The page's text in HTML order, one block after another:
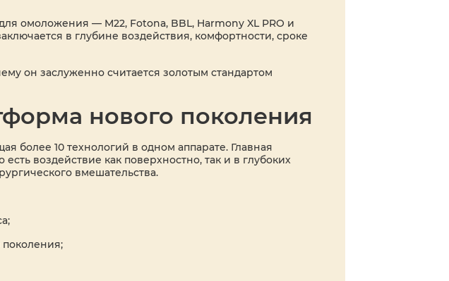
омоложения — M22, Fotona, BBL, Harmony XL PRO и
в глубине воздействия, комфортности, сроке
он заслуженно считается золотым стандартом
нового поколения
более 10 технологий в одном аппарате. Главная
воздействие как поверхностно, так и в глубоких
вмешательства.